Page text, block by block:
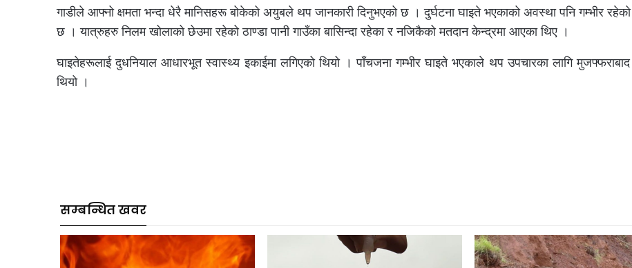
गाडीले आफ्नो क्षमता भन्दा धेरै मानिसहरू बोकेको अयुबले थप जानकारी दिनुभएको छ । दुर्घटना घाइते भएकाको अवस्था पनि गम्भीर रहेको
छ । यात्रुहरु निलम खोलाको छेउमा रहेको ठाण्डा पानी गाउँका बासिन्दा रहेका र नजिकैको मतदान केन्द्रमा आएका थिए ।
घाइतेहरूलाई दुधनियाल आधारभूत स्वास्थ्य इकाईमा लगिएको थियो । पाँचजना गम्भीर घाइते भएकाले थप उपचारका लागि मुजफ्फराबाद
थियो ।
सम्बन्धित खवर